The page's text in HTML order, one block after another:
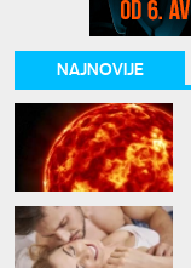
NAJNOVIJE